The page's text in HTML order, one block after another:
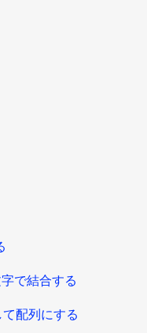
で結合する
配列にする